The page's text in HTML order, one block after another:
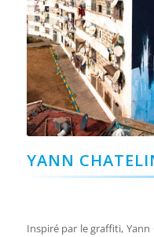
YANN
Inspiré par le graffiti,